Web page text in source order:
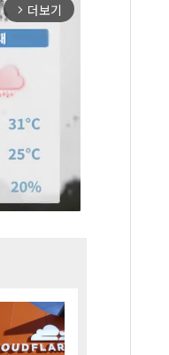
arrow_forward_ios 더보기